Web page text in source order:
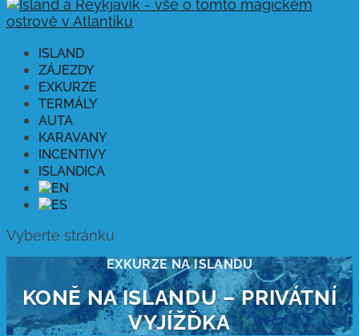
ISLAND
ZÁJEZDY
EXKURZE
TERMÁLY
AUTA
KARAVANY
INCENTIVY
ISLANDICA
Vyberte stránku
EXKURZE NA ISLANDU
KONĚ NA ISLANDU – PRIVÁTNÍ
VYJÍŽĎKA